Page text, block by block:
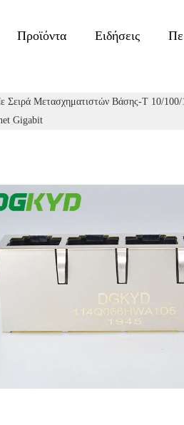
Προϊόντα Ειδήσεις
Σειρά Μετασχηματιστών Βάσης-T 10/
Gigabit